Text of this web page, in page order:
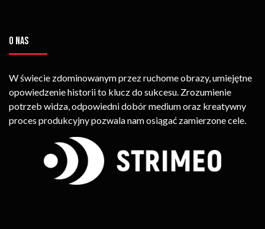
O NAS
W świecie zdominowanym przez ruchome obrazy, umiejętne
opowiedzenie historii to klucz do sukcesu. Zrozumienie
potrzeb widza, odpowiedni dobór medium oraz kreatywny
proces produkcyjny pozwala nam osiągać zamierzone cele.